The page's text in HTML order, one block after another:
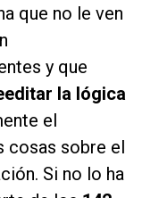
que no le ven
y que
la lógica
el
cosas sobre el
Si no lo ha